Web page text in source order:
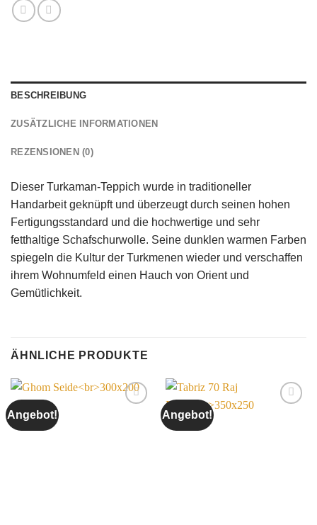
BESCHREIBUNG
ZUSÄTZLICHE INFORMATIONEN
REZENSIONEN (0)
Dieser Turkaman-Teppich wurde in traditioneller
Handarbeit geknüpft und überzeugt durch seinen hohen
Fertigungsstandard und die hochwertige und sehr
fetthaltige Schafschurwolle. Seine dunklen warmen Farben
spiegeln die Kultur der Turkmenen wieder und verschaffen
ihrem Wohnumfeld einen Hauch von Orient und
Gemütlichkeit.
ÄHNLICHE PRODUKTE
Angebot! Angebot!